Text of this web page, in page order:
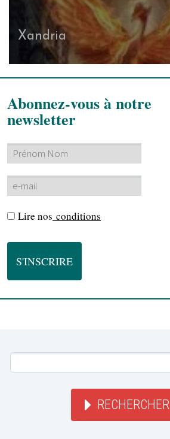
Xandria
Abonnez-vous à notre
newsletter
Lire nos conditions
RECHERCHER